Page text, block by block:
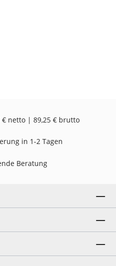
€ netto | 89,25 € brutto
in 1-2 Tagen
Beratung